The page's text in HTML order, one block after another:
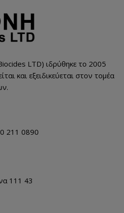
LTD) ιδρύθηκε το 2005
και εξειδικεύεται στον τομέα
211 0890
111 43